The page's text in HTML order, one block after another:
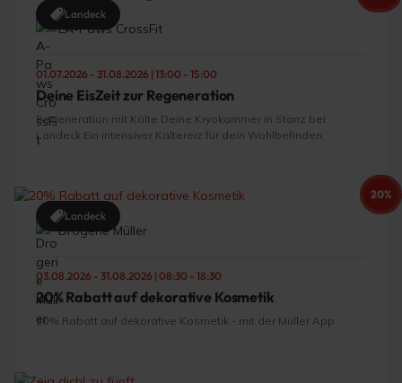
LA-Paws CrossFit
01.07.2026 - 31.08.2026 | 13:00 - 15:00
Deine EisZeit zur Regeneration
Regeneration mit Kälte Deine Kryokammer in Stanz bei
Landeck Ein intensiver Kältereiz für dein Wohlbefinden.
Landeck
Drogerie Müller
03.08.2026 - 31.08.2026 | 08:30 - 18:30
20% Rabatt auf dekorative Kosmetik
20% Rabatt auf dekorative Kosmetik - mit der Müller App
Landeck
20%